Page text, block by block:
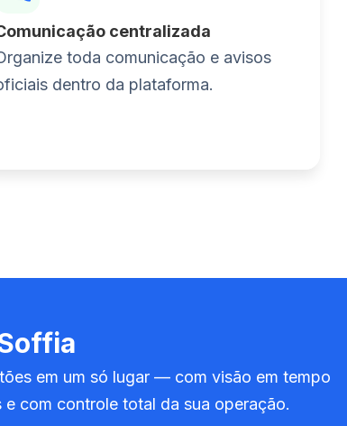
centralizada
toda comunicação e avisos
dentro da plataforma.
em um só lugar — com visão em tempo
com controle total da sua operação.